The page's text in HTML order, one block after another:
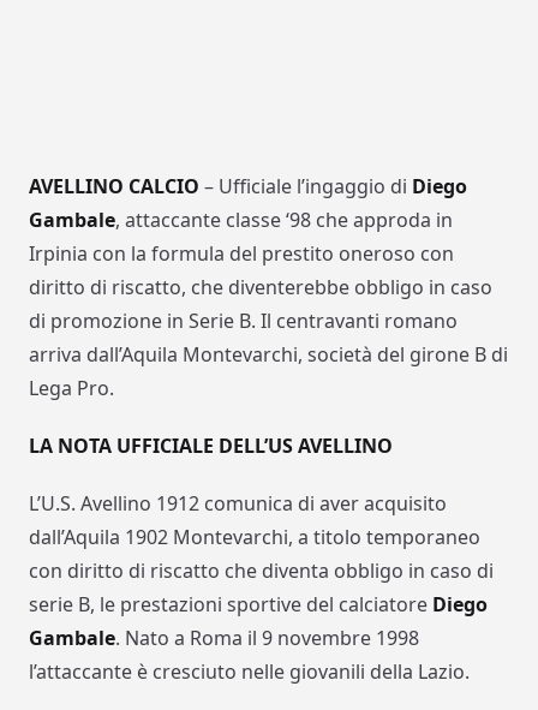
AVELLINO CALCIO – Ufficiale l’ingaggio di Diego
Gambale, attaccante classe ‘98 che approda in
Irpinia con la formula del prestito oneroso con
diritto di riscatto, che diventerebbe obbligo in caso
di promozione in Serie B. Il centravanti romano
arriva dall’Aquila Montevarchi, società del girone B di
Lega Pro.
LA NOTA UFFICIALE DELL’US AVELLINO
L’U.S. Avellino 1912 comunica di aver acquisito
dall’Aquila 1902 Montevarchi, a titolo temporaneo
con diritto di riscatto che diventa obbligo in caso di
serie B, le prestazioni sportive del calciatore Diego
Gambale. Nato a Roma il 9 novembre 1998
l’attaccante è cresciuto nelle giovanili della Lazio.